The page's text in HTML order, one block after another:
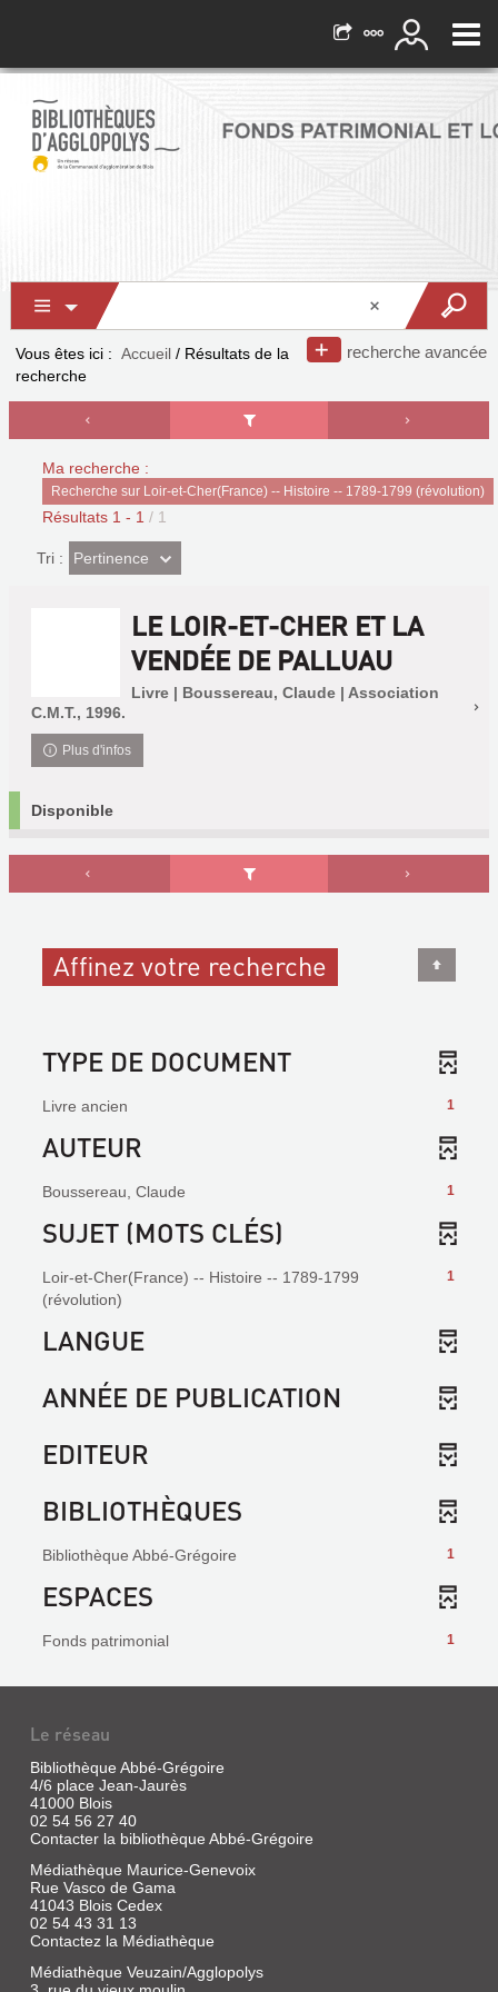
recherche avancée
Vous êtes ici : Accueil / Résultats de la
recherche
Ma recherche :
Recherche sur Loir-et-Cher(France) -- Histoire -- 1789-1799 (révolution)
Résultats 1 - 1 / 1
Tri : (Effet
imédiat)
Pertinence
LE LOIR-ET-CHER ET LA
VENDÉE DE PALLUAU
Livre | Boussereau, Claude | Association
C.M.T., 1996.
Plus d'infos
Disponible
Affinez votre recherche
TYPE DE DOCUMENT
1
Livre ancien
AUTEUR
1
Boussereau, Claude
SUJET (MOTS CLÉS)
1
Loir-et-Cher(France) -- Histoire -- 1789-1799
(révolution)
LANGUE
ANNÉE DE PUBLICATION
EDITEUR
BIBLIOTHÈQUES
1
Bibliothèque Abbé-Grégoire
ESPACES
1
Fonds patrimonial
Le réseau
Bibliothèque Abbé-Grégoire
4/6 place Jean-Jaurès
41000 Blois
02 54 56 27 40
Contacter la bibliothèque Abbé-Grégoire
Médiathèque Maurice-Genevoix
Rue Vasco de Gama
41043 Blois Cedex
02 54 43 31 13
Contactez la Médiathèque
Médiathèque Veuzain/Agglopolys